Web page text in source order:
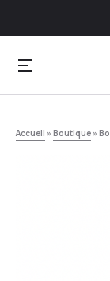
Accueil » Boutique »